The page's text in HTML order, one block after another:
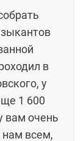
в
у
1 600
вам очень
нам всем,